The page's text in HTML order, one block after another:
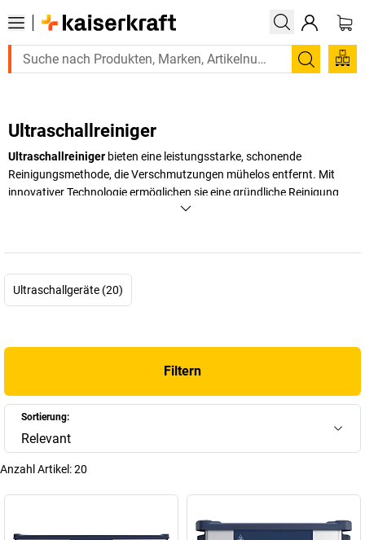
Suchen
Ultraschallreiniger
Ultraschallreiniger bieten eine leistungsstarke, schonende
Reinigungsmethode, die Verschmutzungen mühelos entfernt. Mit
innovativer Technologie ermöglichen sie eine gründliche Reinigung
ohne aggressives Schrubben. Erleben Sie jetzt die kraftvolle
Ultraschallgeräte (20)
Filtern
Sortierung:
Relevant
Anzahl Artikel:20